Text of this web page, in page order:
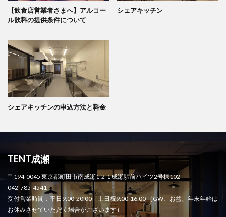
【飲食店営業者さまへ】アルコー
ル飲料の提供条件について
シェアキッチン
シェアキッチンの申込方法と料金
TENT成瀬
〒194-0045 東京都町田市南成瀬1-2-1 成瀬駅前ハイツ2号棟102
042-785-4541
受付営業時間：平日9:00-20:00 土日祝9:00-16:00 （GW、お盆、年末年始は
お休みさせていただく場合がございます）